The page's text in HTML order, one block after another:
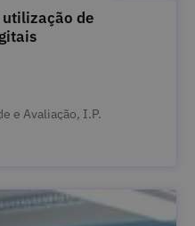
de
e Avaliação, I.P.